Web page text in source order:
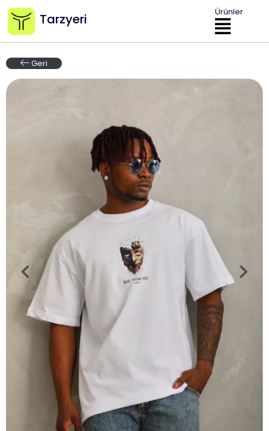
Tarzyeri Ürünler
Geri